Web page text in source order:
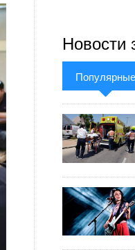
Новости
Популярные